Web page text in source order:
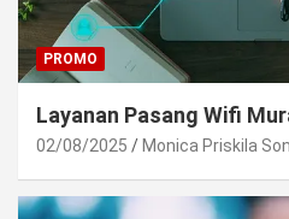
PROMO
Layanan Pasang Wifi
02/08/2025 Monica Priskila